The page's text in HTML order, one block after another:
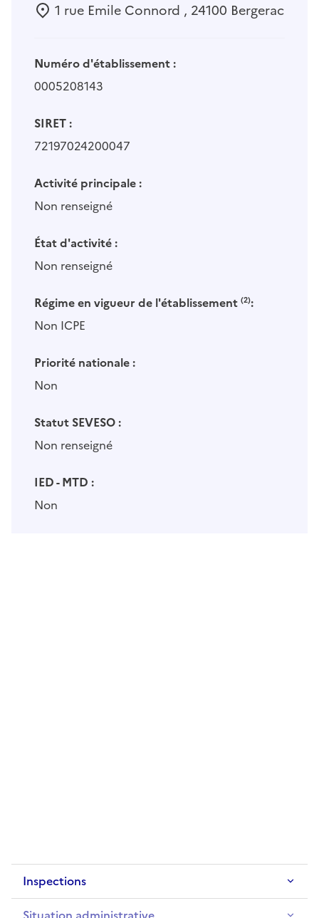
1 rue Emile Connord , 24100 Bergerac
Numéro d'établissement :
0005208143
SIRET :
72197024200047
Activité principale :
Non renseigné
État d'activité :
Non renseigné
Régime en vigueur de l'établissement (2):
Non ICPE
Priorité nationale :
Non
Statut SEVESO :
Non renseigné
IED - MTD :
Non
Inspections